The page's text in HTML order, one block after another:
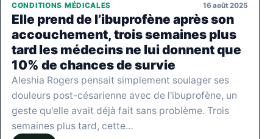
CONDITIONS MÉDICALES 16 août 2025
Elle prend de l’ibuprofène après son
accouchement, trois semaines plus
tard les médecins ne lui donnent que
10% de chances de survie
Aleshia Rogers pensait simplement soulager ses
douleurs post-césarienne avec de l'ibuprofène, un
geste qu'elle avait déjà fait sans problème. Trois
semaines plus tard, cette…